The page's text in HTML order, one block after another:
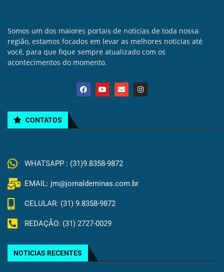
Somos um dos maiores portais de noticias de toda nossa
região, estamos focados em levar as melhores noticias até
você, para que fique sempre atualizado com os
acontecimentos do momento.
CONTATOS
WHATSAPP : (31)9.8358-9872
EMAIL: jm@jornaldeminas.com.br
CELULAR: (31) 9.8358-9872
REDAÇÃO: (31) 2727-0029
NOTICIAS RECENTES